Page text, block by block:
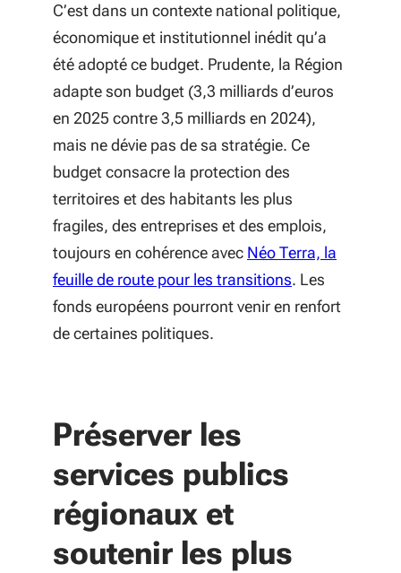
C’est dans un contexte national politique,
économique et institutionnel inédit qu’a
été adopté ce budget. Prudente, la Région
adapte son budget (3,3 milliards d’euros
en 2025 contre 3,5 milliards en 2024),
mais ne dévie pas de sa stratégie. Ce
budget consacre la protection des
territoires et des habitants les plus
fragiles, des entreprises et des emplois,
toujours en cohérence avec Néo Terra, la
feuille de route pour les transitions (S'ouvre dans
. Les
fonds européens pourront venir en renfort
de certaines politiques.
Préserver les
services publics
régionaux et
soutenir les plus